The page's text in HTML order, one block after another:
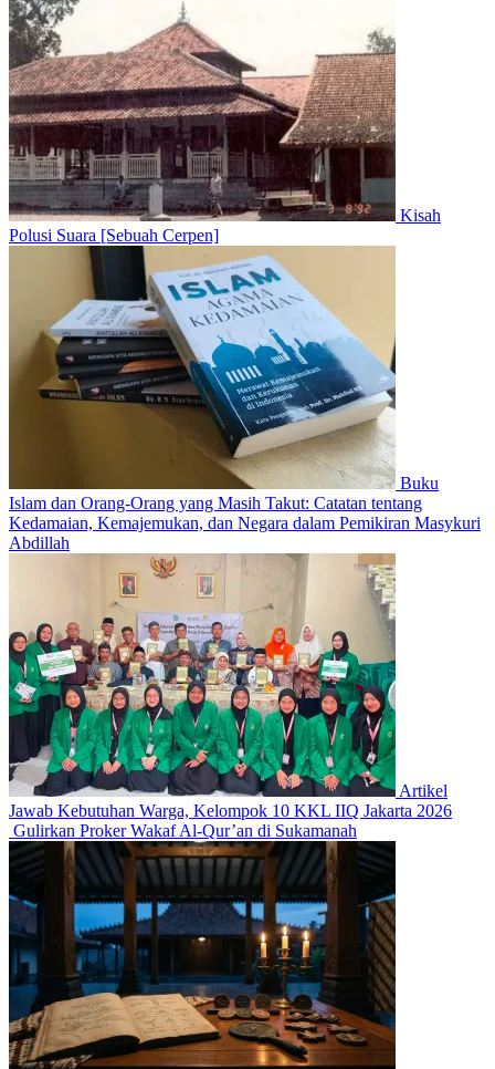
Kisah
Polusi Suara [Sebuah Cerpen]
Buku
Islam dan Orang-Orang yang Masih Takut: Catatan tentang
Kedamaian, Kemajemukan, dan Negara dalam Pemikiran Masykuri
Abdillah
Artikel
Jawab Kebutuhan Warga, Kelompok 10 KKL IIQ Jakarta 2026
Gulirkan Proker Wakaf Al-Qur’an di Sukamanah